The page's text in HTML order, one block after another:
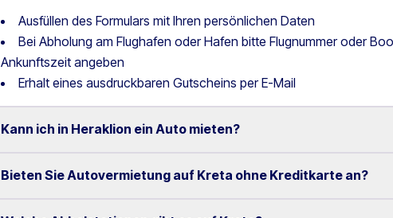
Ausfüllen des Formulars mit Ihren persönlichen Daten
Bei Abholung am Flughafen oder Hafen bitte Flugnummer oder
Ankunftszeit angeben
Erhalt eines ausdruckbaren Gutscheins per E-Mail
Kann ich in Heraklion ein Auto mieten?
Ja, wir bieten Autovermietung in Heraklion mit einer großen Auswahl
Bieten Sie Autovermietung auf Kreta ohne Kreditkarte an?